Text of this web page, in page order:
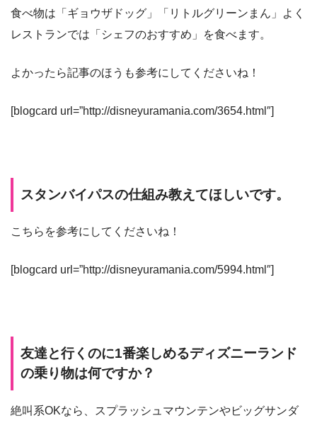
食べ物は「ギョウザドッグ」「リトルグリーンまん」よく
レストランでは「シェフのおすすめ」を食べます。
よかったら記事のほうも参考にしてくださいね！
[blogcard url=”http://disneyuramania.com/3654.html″]
スタンバイパスの仕組み教えてほしいです。
こちらを参考にしてくださいね！
[blogcard url=”http://disneyuramania.com/5994.html″]
友達と行くのに1番楽しめるディズニーランド
の乗り物は何ですか？
絶叫系OKなら、スプラッシュマウンテンやビッグサンダ